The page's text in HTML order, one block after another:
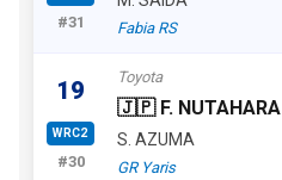
#31 Fabia RS
19
WRC2
#30
Toyota
🇯🇵 F. NUTAHARA
S. AZUMA
GR Yaris